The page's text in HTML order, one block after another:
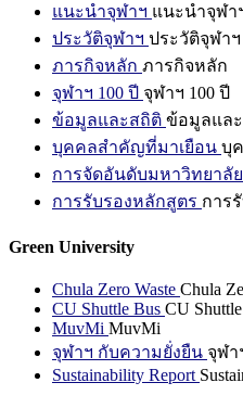
แนะนำจุฬาฯ แนะนำจุฬา
ประวัติจุฬาฯ ประวัติจุฬาฯ
ภารกิจหลัก ภารกิจหลัก
จุฬาฯ 100 ปี จุฬาฯ 100 ปี
ข้อมูลและสถิติ ข้อมูลแล
บุคคลสำคัญที่มาเยือน บุ
การจัดอันดับมหาวิทยาลัย
การรับรองหลักสูตร การ
Green University
Chula Zero Waste Chula
CU Shuttle Bus CU
MuvMi MuvMi
จุฬาฯ กับความยั่งยืน จุฬา
Sustainability Report